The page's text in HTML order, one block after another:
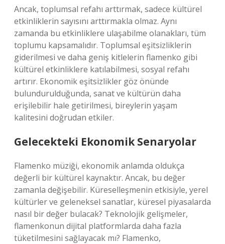
Ancak, toplumsal refahı arttırmak, sadece kültürel
etkinliklerin sayısını arttırmakla olmaz. Aynı
zamanda bu etkinliklere ulaşabilme olanakları, tüm
toplumu kapsamalıdır. Toplumsal eşitsizliklerin
giderilmesi ve daha geniş kitlelerin flamenko gibi
kültürel etkinliklere katılabilmesi, sosyal refahı
artırır. Ekonomik eşitsizlikler göz önünde
bulundurulduğunda, sanat ve kültürün daha
erişilebilir hale getirilmesi, bireylerin yaşam
kalitesini doğrudan etkiler.
Gelecekteki Ekonomik Senaryolar
Flamenko müziği, ekonomik anlamda oldukça
değerli bir kültürel kaynaktır. Ancak, bu değer
zamanla değişebilir. Küreselleşmenin etkisiyle, yerel
kültürler ve geleneksel sanatlar, küresel piyasalarda
nasıl bir değer bulacak? Teknolojik gelişmeler,
flamenkonun dijital platformlarda daha fazla
tüketilmesini sağlayacak mı? Flamenko,